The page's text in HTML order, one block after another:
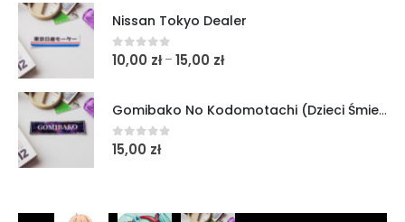
Nissan Tokyo Dealer
0out of 5
10,00 zł – 15,00 zł
Gomibako No Kodomotachi (Dzieci Śmietników)
0out of 5
15,00 zł